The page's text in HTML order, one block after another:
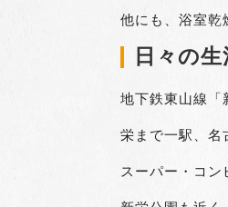
他にも、浴室乾
日々の
地下鉄東山線「
栄まで一駅、
スーパー・コン